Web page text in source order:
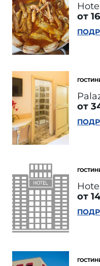
от
от
от